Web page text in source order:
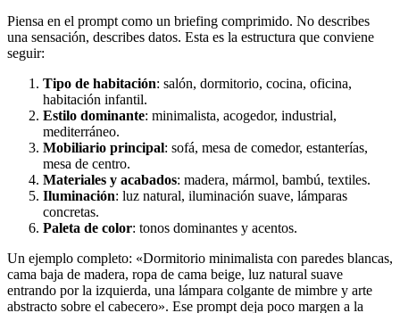
Piensa en el prompt como un briefing comprimido. No describes
una sensación, describes datos. Esta es la estructura que conviene
seguir:
Tipo de habitación: salón, dormitorio, cocina, oficina,
habitación infantil.
Estilo dominante: minimalista, acogedor, industrial,
mediterráneo.
Mobiliario principal: sofá, mesa de comedor, estanterías,
mesa de centro.
Materiales y acabados: madera, mármol, bambú, textiles.
Iluminación: luz natural, iluminación suave, lámparas
concretas.
Paleta de color: tonos dominantes y acentos.
Un ejemplo completo: «Dormitorio minimalista con paredes blancas,
cama baja de madera, ropa de cama beige, luz natural suave
entrando por la izquierda, una lámpara colgante de mimbre y arte
abstracto sobre el cabecero». Ese prompt deja poco margen a la